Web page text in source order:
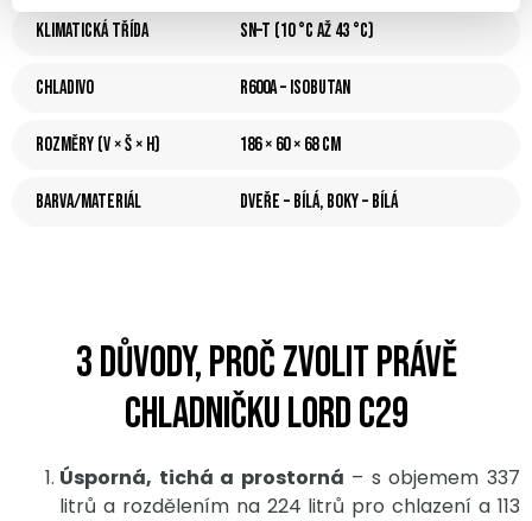
Klimatická třída SN–T (10 °C až 43 °C)
Chladivo R600a – isobutan
Rozměry (V × Š × H) 186 × 60 × 68 cm
Barva/materiál Dveře – Bílá, boky – bílá
3 důvody, proč zvolit právě
chladničku LORD C29
Úsporná, tichá a prostorná – s objemem 337
litrů a rozdělením na 224 litrů pro chlazení a 113